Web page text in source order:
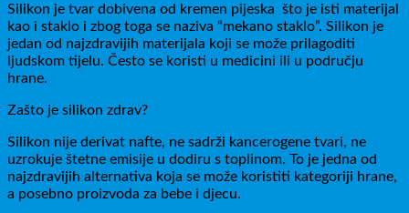
Silikon je tvar dobivena od kremen pijeska što je isti materijal
kao i staklo i zbog toga se naziva “mekano staklo”. Silikon je
jedan od najzdravijih materijala koji se može prilagoditi
ljudskom tijelu. Često se koristi u medicini ili u području
hrane.
Zašto je silikon zdrav?
Silikon nije derivat nafte, ne sadrži kancerogene tvari, ne
uzrokuje štetne emisije u dodiru s toplinom. To je jedna od
najzdravijih alternativa koja se može koristiti kategoriji hrane,
a posebno proizvoda za bebe i djecu.